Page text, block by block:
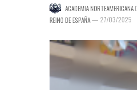
ACADEMIA
REINO DE ESPAÑA — 27/03/2025